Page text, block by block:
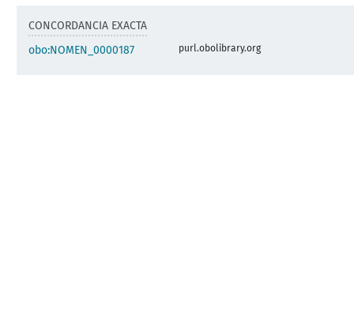
CONCORDANCIA EXACTA
obo:NOMEN_0000187
purl.obolibrary.org